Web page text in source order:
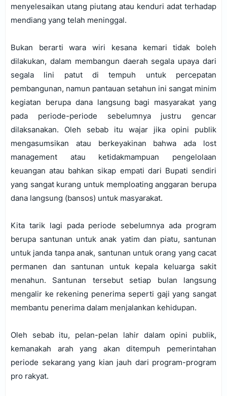
menyelesaikan utang piutang atau kenduri adat terhadap
mendiang yang telah meninggal.
Bukan berarti wara wiri kesana kemari tidak boleh
dilakukan, dalam membangun daerah segala upaya dari
segala lini patut di tempuh untuk percepatan
pembangunan, namun pantauan setahun ini sangat minim
kegiatan berupa dana langsung bagi masyarakat yang
pada periode-periode sebelumnya justru gencar
dilaksanakan. Oleh sebab itu wajar jika opini publik
mengasumsikan atau berkeyakinan bahwa ada lost
management atau ketidakmampuan pengelolaan
keuangan atau bahkan sikap empati dari Bupati sendiri
yang sangat kurang untuk memploating anggaran berupa
dana langsung (bansos) untuk masyarakat.
Kita tarik lagi pada periode sebelumnya ada program
berupa santunan untuk anak yatim dan piatu, santunan
untuk janda tanpa anak, santunan untuk orang yang cacat
permanen dan santunan untuk kepala keluarga sakit
menahun. Santunan tersebut setiap bulan langsung
mengalir ke rekening penerima seperti gaji yang sangat
membantu penerima dalam menjalankan kehidupan.
Oleh sebab itu, pelan-pelan lahir dalam opini publik,
kemanakah arah yang akan ditempuh pemerintahan
periode sekarang yang kian jauh dari program-program
pro rakyat.